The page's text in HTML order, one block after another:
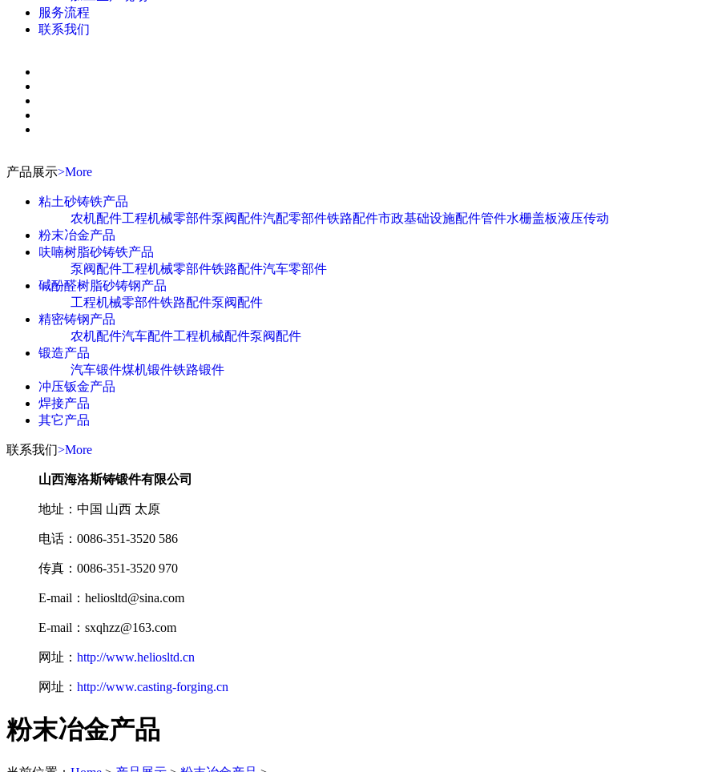
服务流程
联系我们
产品展示>More
粘土砂铸铁产品
农机配件工程机械零部件泵阀配件汽配零部件铁路配件市政基础设施配件管件水栅盖板液压传动
粉末冶金产品
呋喃树脂砂铸铁产品
泵阀配件工程机械零部件铁路配件汽车零部件
碱酚醛树脂砂铸钢产品
工程机械零部件铁路配件泵阀配件
精密铸钢产品
农机配件汽车配件工程机械配件泵阀配件
锻造产品
汽车锻件煤机锻件铁路锻件
冲压钣金产品
焊接产品
其它产品
联系我们>More
山西海洛斯铸锻件有限公司
地址：中国 山西 太原
电话：0086-351-3520 586
传真：0086-351-3520 970
E-mail：heliosltd@sina.com
E-mail：sxqhzz@163.com
网址： http://www.heliosltd.cn
网址： http://www.casting-forging.cn
粉末冶金产品